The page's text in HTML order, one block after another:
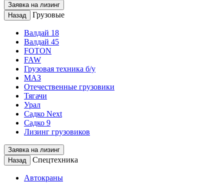
Заявка на лизинг
Назад
Грузовые
Валдай 18
Валдай 45
FOTON
FAW
Грузовая техника б/у
МАЗ
Отечественные грузовики
Тягачи
Урал
Садко Next
Садко 9
Лизинг грузовиков
Заявка на лизинг
Назад
Спецтехника
Автокраны